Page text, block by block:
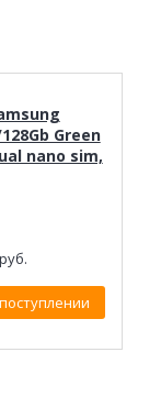
Green
nano sim,
руб.